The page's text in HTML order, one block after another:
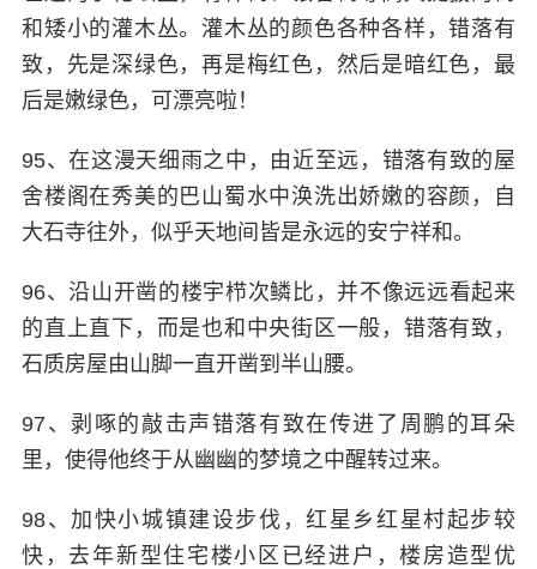
和矮小的灌木丛。灌木丛的颜色各种各样，错落有
致，先是深绿色，再是梅红色，然后是暗红色，最
后是嫩绿色，可漂亮啦！
95、在这漫天细雨之中，由近至远，错落有致的屋
舍楼阁在秀美的巴山蜀水中涣洗出娇嫩的容颜，自
大石寺往外，似乎天地间皆是永远的安宁祥和。
96、沿山开凿的楼宇栉次鳞比，并不像远远看起来
的直上直下，而是也和中央街区一般，错落有致，
石质房屋由山脚一直开凿到半山腰。
97、剥啄的敲击声错落有致在传进了周鹏的耳朵
里，使得他终于从幽幽的梦境之中醒转过来。
98、加快小城镇建设步伐，红星乡红星村起步较
快，去年新型住宅楼小区已经进户，楼房造型优